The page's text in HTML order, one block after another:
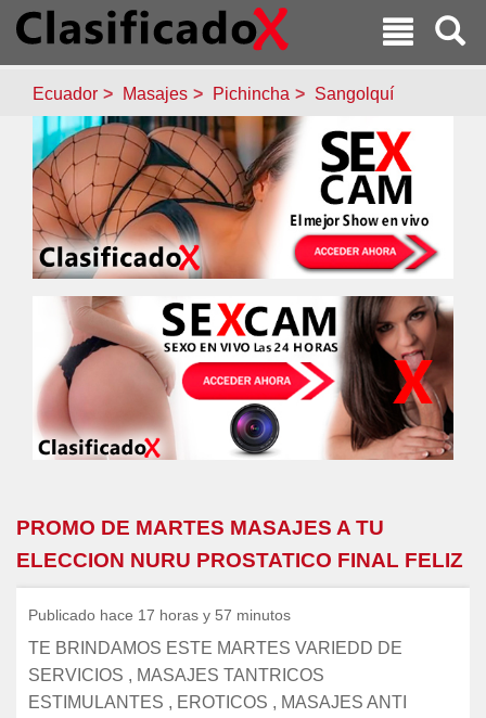
Ecuador Masajes Pichincha Sangolquí
PROMO DE MARTES MASAJES A TU
ELECCION NURU PROSTATICO FINAL FELIZ
Publicado hace 17 horas y 57 minutos
TE BRINDAMOS ESTE MARTES VARIEDD DE
SERVICIOS , MASAJES TANTRICOS
ESTIMULANTES , EROTICOS , MASAJES ANTI